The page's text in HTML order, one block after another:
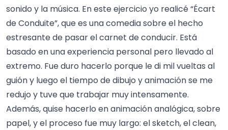
sonido y la música. En este ejercicio yo realicé “Écart
de Conduite”, que es una comedia sobre el hecho
estresante de pasar el carnet de conducir. Está
basado en una experiencia personal pero llevado al
extremo. Fue duro hacerlo porque le di mil vueltas al
guión y luego el tiempo de dibujo y animación se me
redujo y tuve que trabajar muy intensamente.
Además, quise hacerlo en animación analógica, sobre
papel, y el proceso fue muy largo: el sketch, el clean,